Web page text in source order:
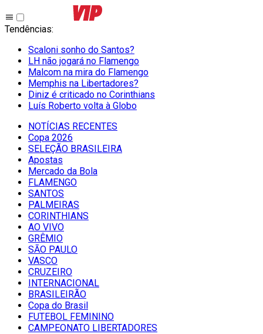
Tendências:
Scaloni sonho do Santos?
LH não jogará no Flamengo
Malcom na mira do Flamengo
Memphis na Libertadores?
Diniz é criticado no Corinthians
Luís Roberto volta à Globo
NOTÍCIAS RECENTES
Copa 2026
SELEÇÃO BRASILEIRA
Apostas
Mercado da Bola
FLAMENGO
SANTOS
PALMEIRAS
CORINTHIANS
AO VIVO
GRÊMIO
SĀO PAULO
VASCO
CRUZEIRO
INTERNACIONAL
BRASILEIRÃO
Copa do Brasil
FUTEBOL FEMININO
CAMPEONATO LIBERTADORES